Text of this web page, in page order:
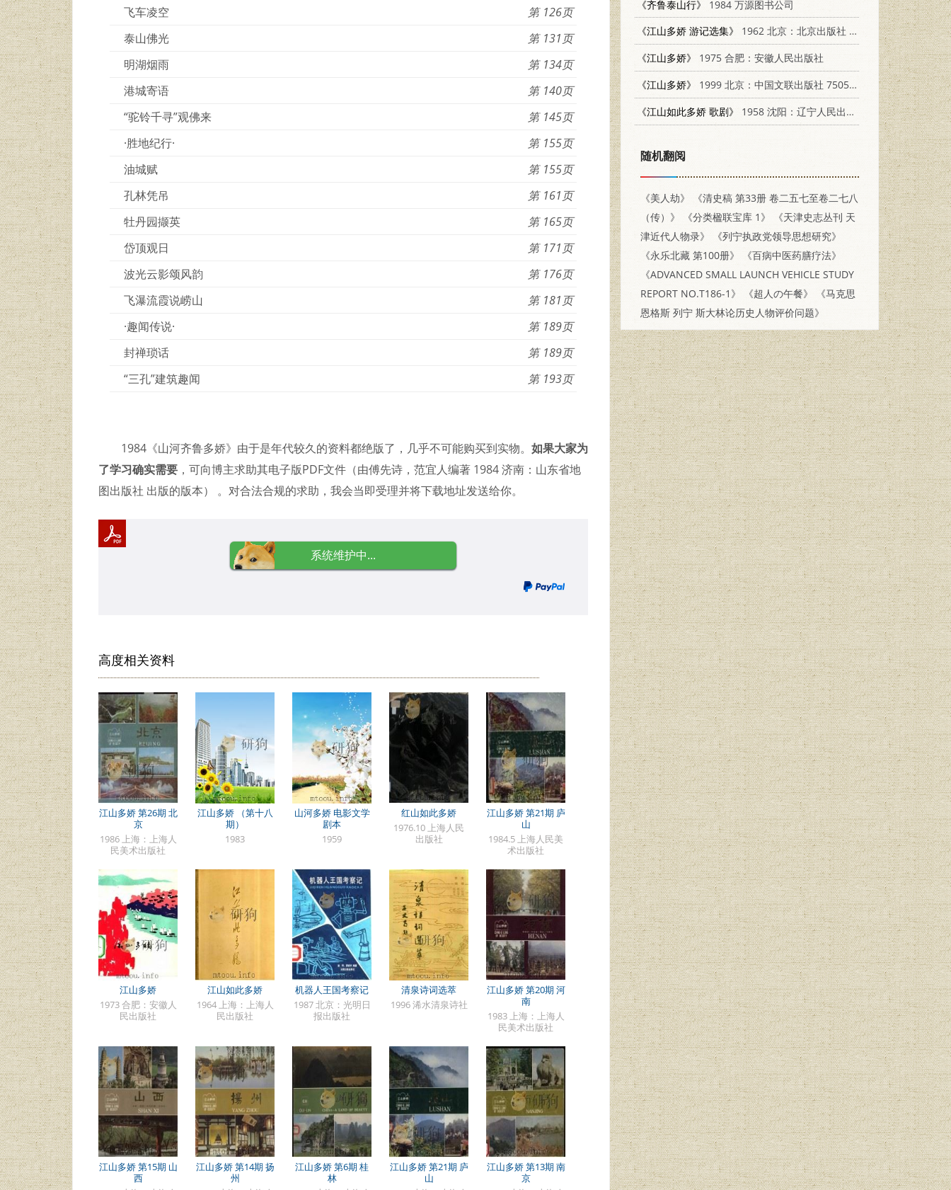
飞车凌空
126
泰山佛光
131
明湖烟雨
134
港城寄语
140
“驼铃千寻”观佛来
145
·胜地纪行·
155
油城赋
155
孔林凭吊
161
牡丹园撷英
165
岱顶观日
171
波光云影颂风韵
176
飞瀑流霞说崂山
181
·趣闻传说·
189
封禅琐话
189
“三孔”建筑趣闻
193
1984《山河齐鲁多娇》由于是年代较久的资料都绝版了，几乎不可能购买到实物。 如果大家为
了学习确实需要 ，可向博主求助其电子版PDF文件（由傅先诗，范宜人编著 1984 济南：山东省地
图出版社 出版的版本） 。对合法合规的求助，我会当即受理并将下载地址发送给你。
系统维护中...
高度相关资料
江山多娇 第26期 北
京
1986 上海：上海人
民美术出版社
江山多娇 （第十八
期）
1983
山河多娇 电影文学
剧本
1959
红山如此多娇
1976.10 上海人民
出版社
江山多娇 第21期 庐
山
1984.5 上海人民美
术出版社
江山多娇
1973 合肥：安徽人
民出版社
江山如此多娇
1964 上海：上海人
民出版社
机器人王国考察记
1987 北京：光明日
报出版社
清泉诗词选萃
1996 浠水清泉诗社
江山多娇 第20期 河
南
1983 上海：上海人
民美术出版社
江山多娇 第15期 山
西
江山多娇 第14期 扬
州
江山多娇 第6期 桂
林
江山多娇 第21期 庐
山
江山多娇 第13期 南
京
《齐鲁泰山行》
1984 万源图书公司
《江山多娇 游记选集》
1962 北京：北京出版社 10071·605
《江山多娇》
1975 合肥：安徽人民出版社
《江山多娇》
1999 北京：中国文联出版社 7505930729
《江山如此多娇 歌剧》
1958 沈阳：辽宁人民出版社
随机翻阅
《美人劫》
《清史稿 第33册 卷二五七至卷二七八
（传）》
《分类楹联宝库 1》
《天津史志丛刊 天
津近代人物录》
《列宁执政党领导思想研究》
《永乐北藏 第100册》
《百病中医药膳疗法》
《ADVANCED SMALL LAUNCH VEHICLE STUDY
REPORT NO.T186-1》
《超人の午餐》
《马克思
恩格斯 列宁 斯大林论历史人物评价问题》